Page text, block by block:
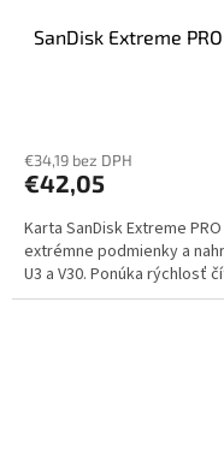
SanDisk Extreme
€34,19 bez DPH
€42,05
Karta SanDisk Extreme
extrémne podmienky a
U3 a V30. Ponúka rýchlosť